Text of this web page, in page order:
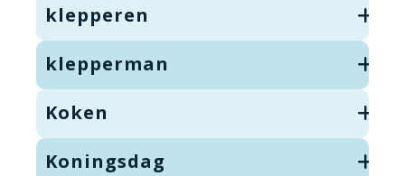
klepperen
klepperman
Koken
Koningsdag